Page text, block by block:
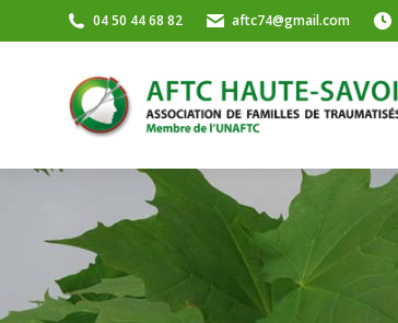
04 50 44 68 82 aftc74@gmail.com